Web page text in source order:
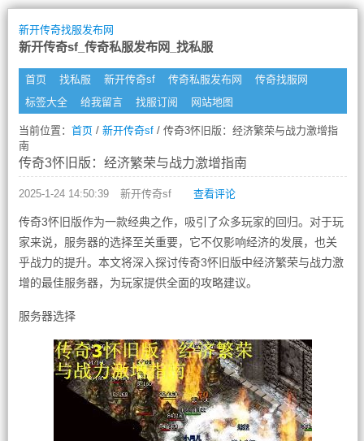
新开传奇找服发布网
新开传奇sf_传奇私服发布网_找私服
首页 找私服 新开传奇sf 传奇私服发布网
传奇找服网
标签大全
给我留言 找服订阅 网站地图
当前位置： 首页/ 新开传奇sf/ 传奇3怀旧版：经济繁荣与战力激增指
南
传奇3怀旧版：经济繁荣与战力激增指南
2025-1-24 14:50:39 新开传奇sf 查看评论
传奇3怀旧版作为一款经典之作，吸引了众多玩家的回归。对于玩
家来说，服务器的选择至关重要，它不仅影响经济的发展，也关
乎战力的提升。本文将深入探讨传奇3怀旧版中经济繁荣与战力激
增的最佳服务器，为玩家提供全面的攻略建议。
服务器选择